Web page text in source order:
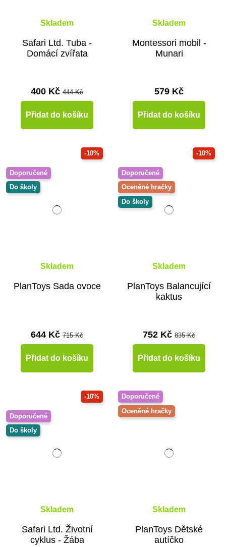
Skladem
Safari Ltd. Tuba -
Domácí zvířata
400 Kč 444 Kč
Přidat do košíku
Skladem
Montessori mobil -
Munari
579 Kč
Přidat do košíku
-10%
Doporučené
Do školy
Skladem
PlanToys Sada ovoce
644 Kč 715 Kč
Přidat do košíku
-10%
Doporučené
Oceněné hračky
Do školy
Skladem
PlanToys Balancující
kaktus
752 Kč 835 Kč
Přidat do košíku
-10%
Doporučené
Do školy
Skladem
Safari Ltd. Životní
cyklus - Žába
Doporučené
Oceněné hračky
Skladem
PlanToys Dětské
autíčko